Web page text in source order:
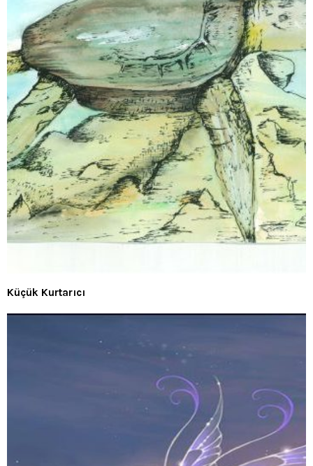
Küçük Kurtarıcı